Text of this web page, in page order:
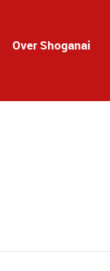
Over Shoganai